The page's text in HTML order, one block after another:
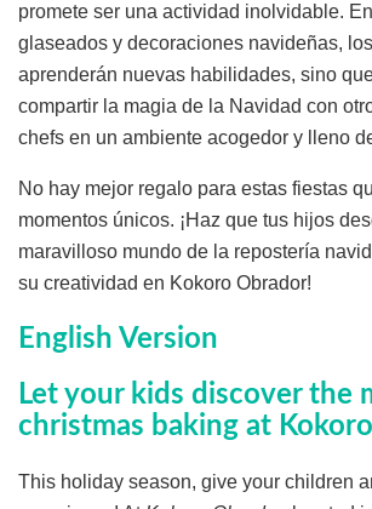
promete ser una actividad inolvidable.
glaseados y decoraciones navideñas,
aprenderán nuevas habilidades, sino
compartir la magia de la Navidad con
chefs en un ambiente acogedor y lleno
No hay mejor regalo para estas fiestas
momentos únicos. ¡Haz que tus hijos
maravilloso mundo de la repostería
su creatividad en Kokoro Obrador!
English Version
Let your kids discover the
christmas baking at
This holiday season, give your children